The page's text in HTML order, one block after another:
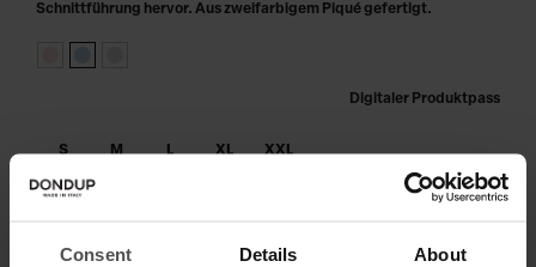
Consent Details About
Digitaler Produktpass
S M L XL XXL
Schnittführung hervor. Aus zweifarbigem Piqué gefertigt.